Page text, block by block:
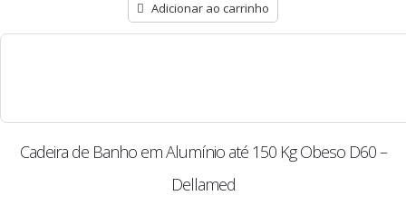
Adicionar ao carrinho
Cadeira de Banho em Alumínio até 150 Kg Obeso D60 –
Dellamed